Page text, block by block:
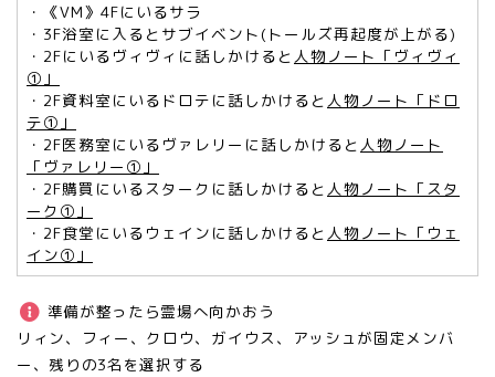
・《VM》4Fにいるサラ
・3F浴室に入るとサブイベント(トールズ再起度が上がる)
・2Fにいるヴィヴィに話しかけると 人物ノート「ヴィヴィ
①」
・2F資料室にいるドロテに話しかけると 人物ノート「ドロ
テ①」
・2F医務室にいるヴァレリーに話しかけると 人物ノート
「ヴァレリー①」
・2F購買にいるスタークに話しかけると 人物ノート「スタ
ーク①」
・2F食堂にいるウェインに話しかけると 人物ノート「ウェ
イン①」
準備が整ったら霊場へ向かおう
リィン、フィー、クロウ、ガイウス、アッシュが固定メンバ
ー、残りの3名を選択する